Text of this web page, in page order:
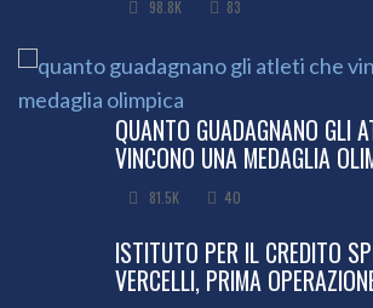
98.8K 83
QUANTO GUADAGNANO GLI
VINCONO UNA MEDAGLIA
81.5K 40
ISTITUTO PER IL CREDITO
VERCELLI, PRIMA